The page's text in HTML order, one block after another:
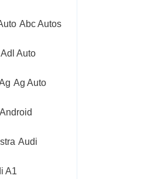
Abc Autos
Adl Auto
Ag Auto
Android
Audi
A1